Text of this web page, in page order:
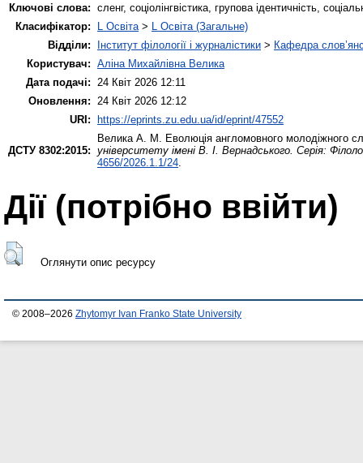
Ключові слова: сленг, соціолінгвістика, групова ідентичність,
Класифікатор:
L Освіта > L Освіта (Загальне)
Відділи:
Інститут філології і журналістики > Кафедра
Користувач: Аліна Михайлівна Велика
Дата подачі:
24 Квіт 2026 12:11
Оновлення:
24 Квіт 2026 12:12
URI: https://eprints.zu.edu.ua/id/eprint/47552
ДСТУ 8302:2015:
Велика А. М.
Еволюція англомовного молодіжного
університету імені В. І. Вернадського. Серія:
4656/2026.1.1/24
Дії ​​(потрібно ввійти)
Оглянути опис ресурсу
© 2008–2026 Zhytomyr Ivan Franko State University